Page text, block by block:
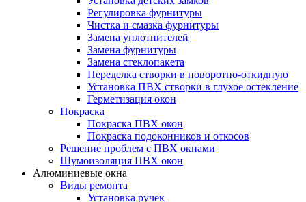
Регулировка фурнитуры
Чистка и смазка фурнитуры
Замена уплотнителей
Замена фурнитуры
Замена стеклопакета
Переделка створки в поворотно-откидную
Установка ПВХ створки в глухое остекление
Герметизация окон
Покраска
Покраска ПВХ окон
Покраска подоконников и откосов
Решение проблем с ПВХ окнами
Шумоизоляция ПВХ окон
Алюминиевые окна
Виды ремонта
Установка ручек